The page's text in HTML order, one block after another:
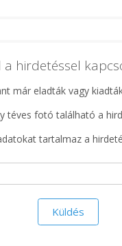
a hirdetéssel
már eladták vagy
téves fotó található a
tartalmaz a